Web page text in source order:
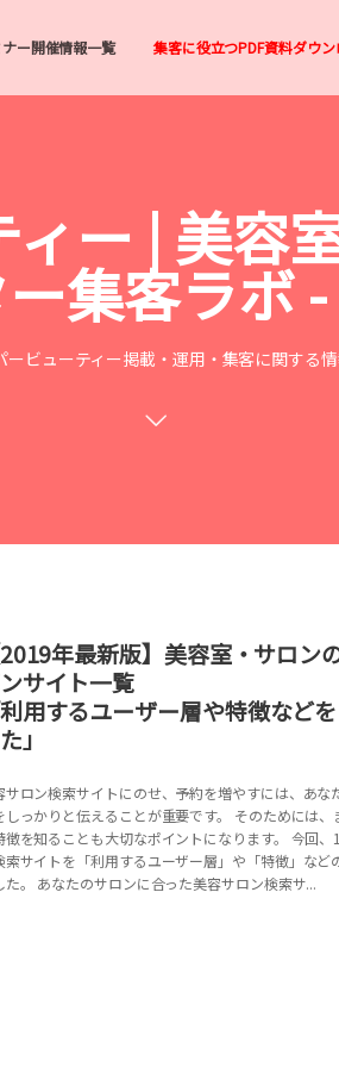
ー開催情報一覧 集客に役立つPDF資料ダウン
ー | 美容
集客ラボ
ービューティー掲載・運用・集客に関する情
2019年最新版】美容室・サロン
サイト一覧
利用するユーザー層や特徴など
」
サロン検索サイトにのせ、予約を増やすには、あな
しっかりと伝えることが重要です。 そのためには、
徴を知ることも大切なポイントになります。 今回
索サイトを「利用するユーザー層」や「特徴」など
た。 あなたのサロンに合った美容サロン検索サ...